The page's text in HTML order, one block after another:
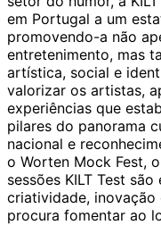
em Portugal a um
promovendo-a não
entretenimento, mas
artística, social e
valorizar os artistas,
experiências que
pilares do panorama
nacional e
o Worten Mock Fest,
sessões KILT Test
criatividade, inovação
procura fomentar ao